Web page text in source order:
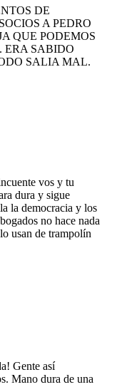
DE
A PEDRO
QUE PODEMOS
ERA SABIDO
SALIA MAL.
vos y tu
dura y sigue
la democracia y los
no hace nada
usan de trampolín
Gente así
Mano dura de una